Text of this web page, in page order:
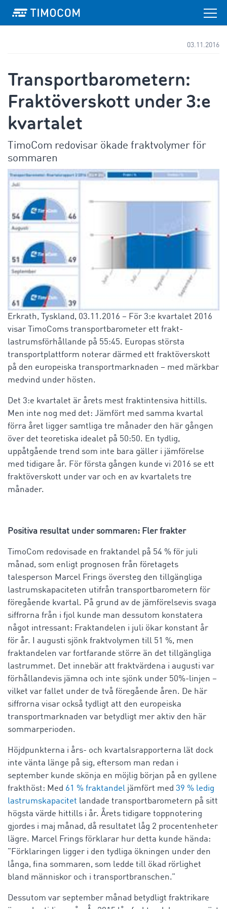
03.11.2016
Transportbarometern:
Fraktöverskott under 3:e
kvartalet
TimoCom redovisar ökade fraktvolymer för
sommaren
Erkrath, Tyskland, 03.11.2016 – För 3:e kvartalet 2016
visar TimoComs transportbarometer ett frakt-
lastrumsförhållande på 55:45. Europas största
transportplattform noterar därmed ett fraktöverskott
på den europeiska transportmarknaden – med märkbar
medvind under hösten.
Det 3:e kvartalet är årets mest fraktintensiva hittills.
Men inte nog med det: Jämfört med samma kvartal
förra året ligger samtliga tre månader den här gången
över det teoretiska idealet på 50:50. En tydlig,
uppåtgående trend som inte bara gäller i jämförelse
med tidigare år. För första gången kunde vi 2016 se ett
fraktöverskott under var och en av kvartalets tre
månader.
Positiva resultat under sommaren: Fler frakter
TimoCom redovisade en fraktandel på 54 % för juli
månad, som enligt prognosen från företagets
talesperson Marcel Frings översteg den tillgängliga
lastrumskapaciteten utifrån transportbarometern för
föregående kvartal. På grund av de jämförelsevis svaga
siffrorna från i fjol kunde man dessutom konstatera
något intressant: Fraktandelen i juli ökar konstant år
för år. I augusti sjönk fraktvolymen till 51 %, men
fraktandelen var fortfarande större än det tillgängliga
lastrummet. Det innebär att fraktvärdena i augusti var
förhållandevis jämna och inte sjönk under 50%-linjen –
vilket var fallet under de två föregående åren. De här
siffrorna visar också tydligt att den europeiska
transportmarknaden var betydligt mer aktiv den här
sommarperioden.
Höjdpunkterna i års- och kvartalsrapporterna lät dock
inte vänta länge på sig, eftersom man redan i
september kunde skönja en möjlig början på en gyllene
frakthöst: Med 61 % fraktandel jämfört med 39 % ledig
lastrumskapacitet landade transportbarometern på sitt
högsta värde hittills i år. Årets tidigare toppnotering
gjordes i maj månad, då resultatet låg 2 procentenheter
lägre. Marcel Frings förklarar hur detta kunde hända:
”Förklaringen ligger i den tydliga ökningen under den
långa, fina sommaren, som ledde till ökad rörlighet
bland människor och i transportbranschen.”
Dessutom var september månad betydligt fraktrikare